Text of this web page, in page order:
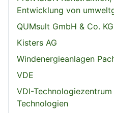
Entwicklung von
QUMsult GmbH & Co. KG
Kisters AG
Windenergieanlagen
VDE
VDI-
Technologien